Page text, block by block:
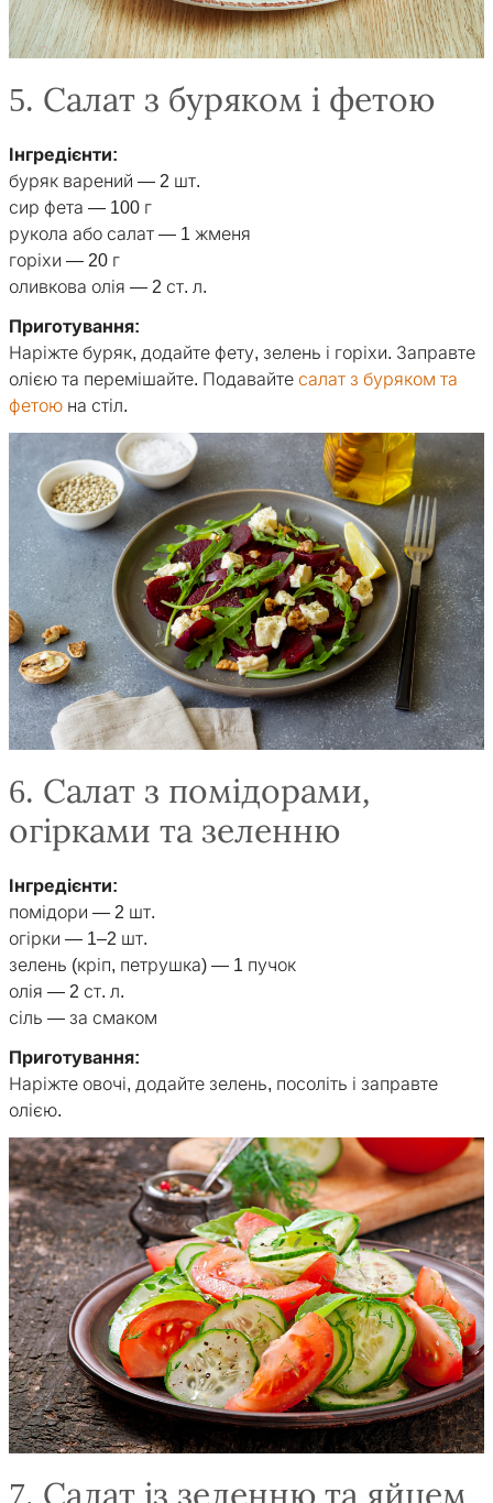
5. Салат з буряком і фетою
Інгредієнти:
буряк варений — 2 шт.
сир фета — 100 г
рукола або салат — 1 жменя
горіхи — 20 г
оливкова олія — 2 ст. л.
Приготування:
Наріжте буряк, додайте фету, зелень і горіхи. Заправте
олією та перемішайте. Подавайте салат з буряком та
фетою на стіл.
6. Салат з помідорами,
огірками та зеленню
Інгредієнти:
помідори — 2 шт.
огірки — 1–2 шт.
зелень (кріп, петрушка) — 1 пучок
олія — 2 ст. л.
сіль — за смаком
Приготування:
Наріжте овочі, додайте зелень, посоліть і заправте
олією.
7. Салат із зеленню та яйцем